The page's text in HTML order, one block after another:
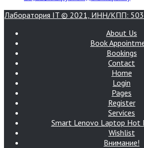
Лаборатория IT © 2021, ИНН/КПП:
About Us
Book
Bookings
Contact
Home
Login
Pages
Register
Services
Smart Lenovo Laptop Hot
Wishlist
Внимание!